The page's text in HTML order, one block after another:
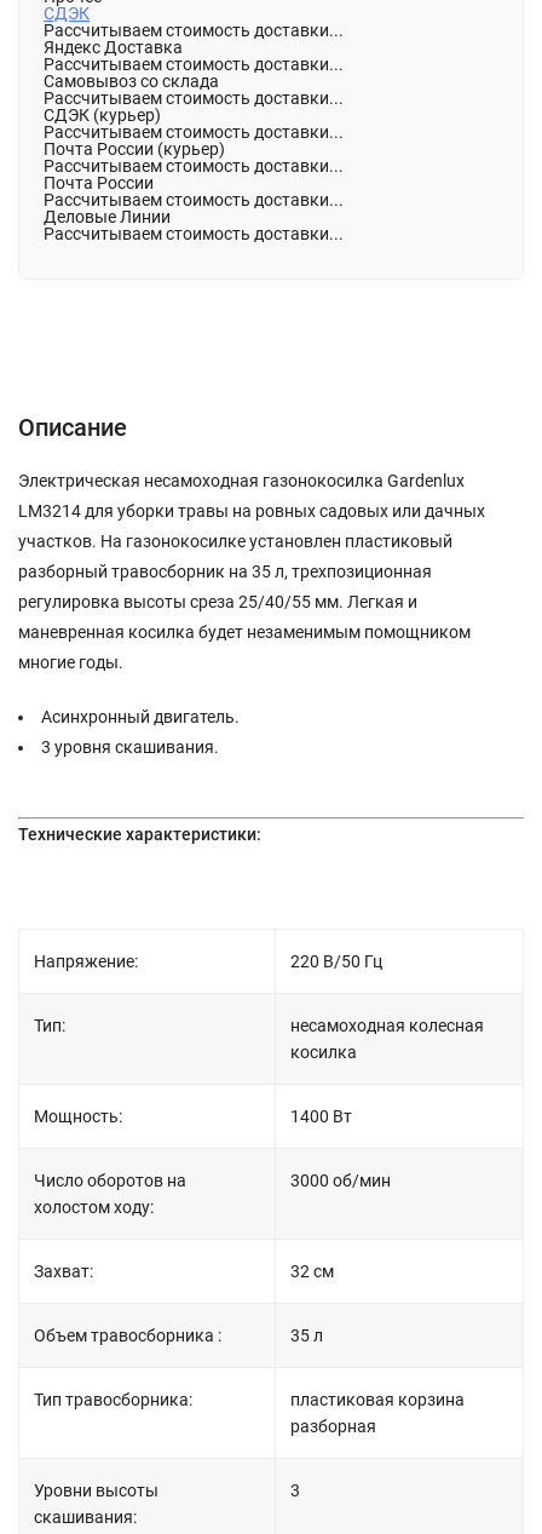
СДЭК
Рассчитываем стоимость доставки...
Яндекс Доставка
Рассчитываем стоимость доставки...
Самовывоз со склада
Рассчитываем стоимость доставки...
СДЭК (курьер)
Рассчитываем стоимость доставки...
Почта России (курьер)
Рассчитываем стоимость доставки...
Почта России
Рассчитываем стоимость доставки...
Деловые Линии
Рассчитываем стоимость доставки...
Описание
Электрическая несамоходная газонокосилка Gardenlux
LM3214 для уборки травы на ровных садовых или дачных
участков. На газонокосилке установлен пластиковый
разборный травосборник на 35 л, трехпозиционная
регулировка высоты среза 25/40/55 мм. Легкая и
маневренная косилка будет незаменимым помощником
многие годы.
Асинхронный двигатель.
3 уровня скашивания.
Технические характеристики:
Напряжение: 220 В/50 Гц
Тип:
несамоходная колесная
косилка
Мощность: 1400 Вт
Число оборотов на
холостом ходу:
3000 об/мин
Захват: 32 см
Объем травосборника : 35 л
Тип травосборника:
пластиковая корзина
разборная
Уровни высоты
скашивания:
3